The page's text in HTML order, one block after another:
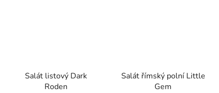
Salát listový Dark
Roden
Salát římský polní Little
Gem